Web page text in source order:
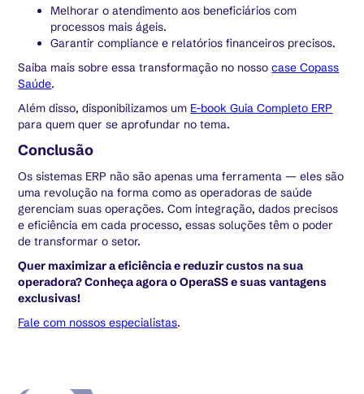
Melhorar o atendimento aos beneficiários com
processos mais ágeis.
Garantir compliance e relatórios financeiros precisos.
Saiba mais sobre essa transformação no nossocase Copass
Saúde.
Além disso, disponibilizamos um E-book Guia Completo ERP
para quem quer se aprofundar no tema.
Conclusão
Os sistemas ERP não são apenas uma ferramenta — eles são
uma revolução na forma como as operadoras de saúde
gerenciam suas operações. Com integração, dados precisos
e eficiência em cada processo, essas soluções têm o poder
de transformar o setor.
Quer maximizar a eficiência e reduzir custos na sua
operadora? Conheça agora o OperaSS e suas vantagens
exclusivas!
Fale com nossos especialistas.